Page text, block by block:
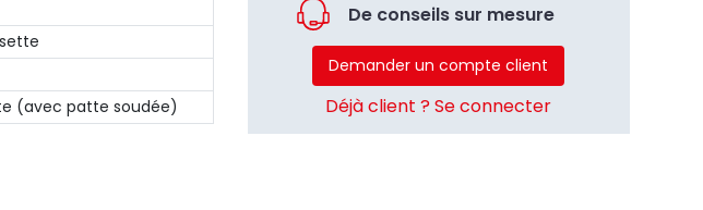
De conseils sur mesure
Demander un compte client
Déjà client ? Se connecter
(avec patte soudée)